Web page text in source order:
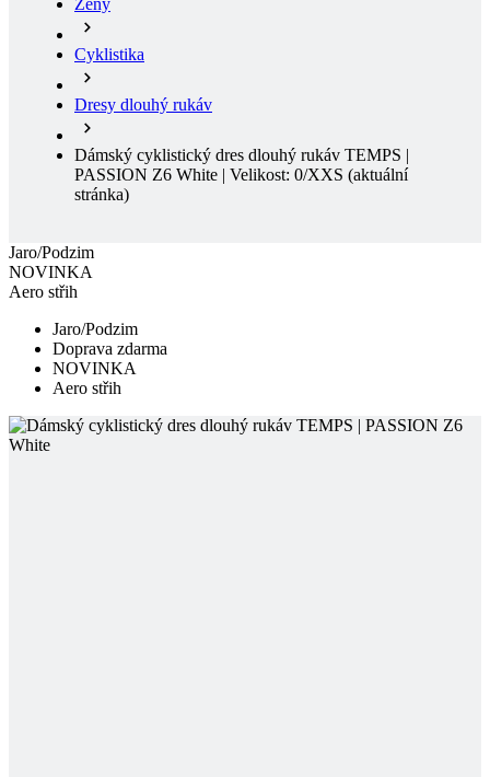
Dresy dlouhý rukáv
Dámský cyklistický dres dlouhý rukáv TEMPS |
PASSION Z6 White | Velikost: 0/XXS
stránka)
Jaro/Podzim
NOVINKA
Aero střih
Doprava zdarma
NOVINKA
Aero střih